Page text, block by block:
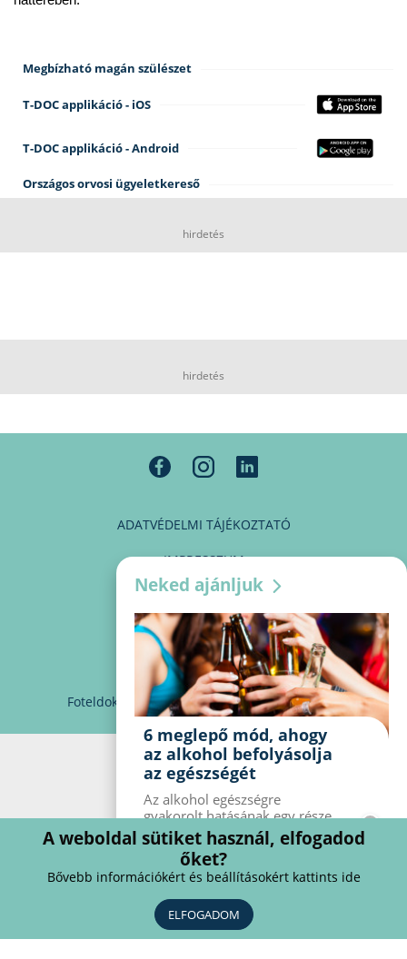
Megbízható magán szülészet
T-DOC applikáció - iOS
T-DOC applikáció - Android
Országos orvosi ügyeletkereső
hirdetés
hirdetés
ADATVÉDELMI TÁJÉKOZTATÓ
IMPRESSZUM
MÉDIAAJÁNLAT
PARTNEREINK
KAPCSOLAT
Foteldoki info@foteldoki.hu Süti beállítások
Neked ajánljuk
6 meglepő mód, ahogy
az alkohol befolyásolja
az egészségét
Az alkohol egészségre
gyakorolt ​​hatásának egy része
jól ismert, mások azonban
meglepők lehetnek. Van hat
kevésbé ismert hatás, amelyet
az alkohol gyakorol a
szervezetre.
A weboldal sütiket használ, elfogadod
őket?
Bővebb információkért és beállításokért kattints ide
ELFOGADOM